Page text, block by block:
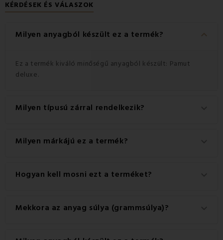
KÉRDÉSEK ÉS VÁLASZOK
Milyen anyagból készült ez a termék? keyboard_arrow_down
Ez a termék kiváló minőségű anyagból készült: Pamut
deluxe.
Milyen típusú zárral rendelkezik?
Ez a termék praktikus Gombok zárral rendelkezik.
Milyen márkájú ez a termék?
Ez a(z) EMI márka eredeti terméke.
Hogyan kell mosni ezt a terméket?
A legjobb eredmény érdekében javasoljuk, hogy a
terméket 40°C-on mossa.
Mekkora az anyag súlya (grammsúlya)?
A termékhez használt anyag súlya 120 g/m².